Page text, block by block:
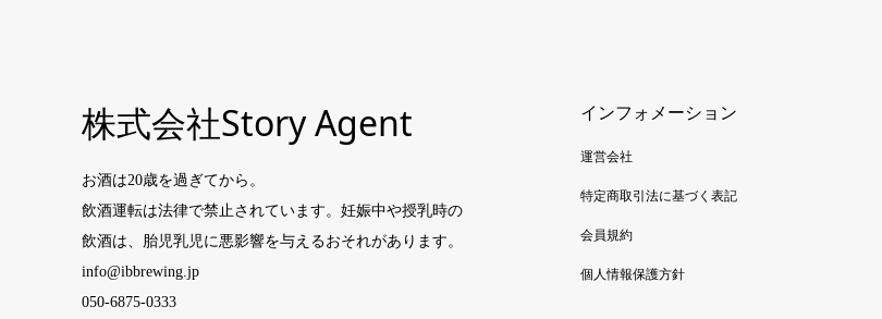
株式会社Story Agent
お酒は20歳を過ぎてから。
飲酒運転は法律で禁止されています。妊娠中や授乳時の
飲酒は、胎児乳児に悪影響を与えるおそれがあります。
info@ibbrewing.jp
050-6875-0333
インフォメーション
運営会社
特定商取引法に基づく表記
会員規約
個人情報保護方針